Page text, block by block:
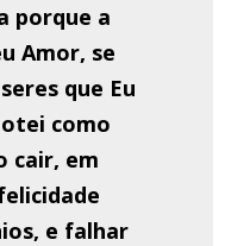
porque a
Amor, se
que Eu
como
cair, em
e falhar